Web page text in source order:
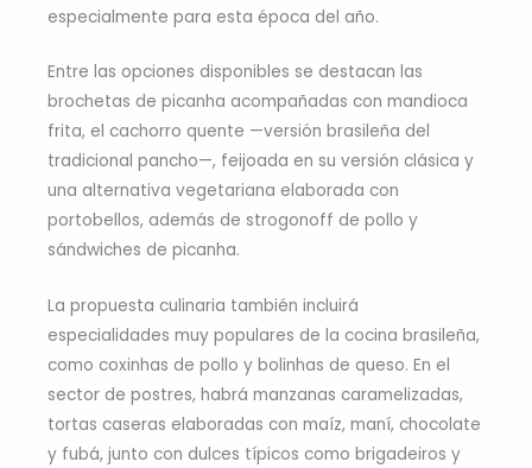
especialmente para esta época del año.
Entre las opciones disponibles se destacan las
brochetas de picanha acompañadas con mandioca
frita, el cachorro quente —versión brasileña del
tradicional pancho—, feijoada en su versión clásica y
una alternativa vegetariana elaborada con
portobellos, además de strogonoff de pollo y
sándwiches de picanha.
La propuesta culinaria también incluirá
especialidades muy populares de la cocina brasileña,
como coxinhas de pollo y bolinhas de queso. En el
sector de postres, habrá manzanas caramelizadas,
tortas caseras elaboradas con maíz, maní, chocolate
y fubá, junto con dulces típicos como brigadeiros y